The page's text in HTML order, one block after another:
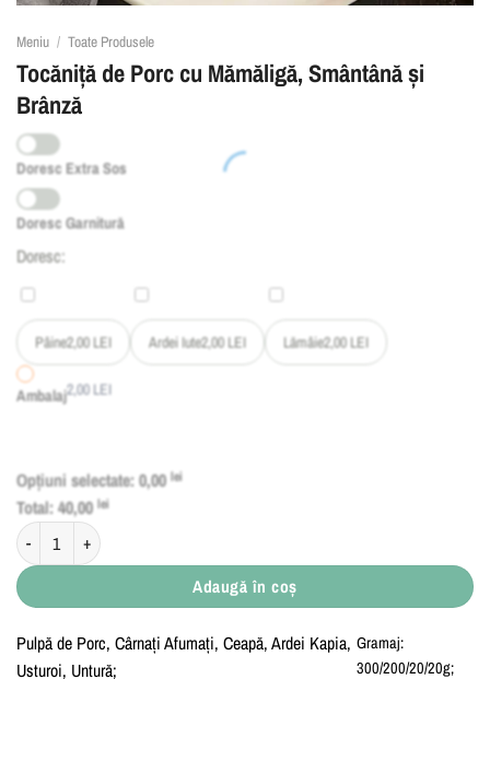
Meniu / Toate Produsele
Tocăniță de Porc cu Mămăligă, Smântână și
Brânză
Doresc Extra Sos
Doresc Garnitură
Doresc:
Pâine2,00LEI Ardei Iute2,00LEI Lămâie2,00LEI
Ambalaj2,00LEI
Opțiuni selectate:0,00lei
Total:40,00lei
Cantitate Tocăniță de Porc cu Mămăligă, Smântână și Brânză
Adaugă în coș
Pulpă de Porc, Cârnați Afumați, Ceapă, Ardei Kapia,
Usturoi, Untură;
Gramaj:
300/200/20/20g;